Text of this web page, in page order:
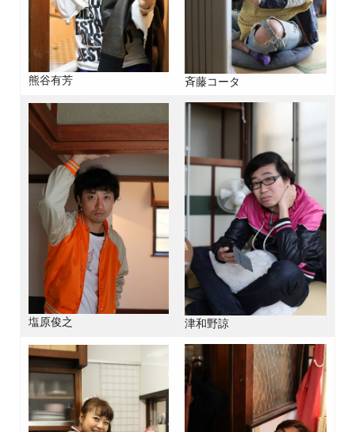
熊谷有芳 斉藤コータ
塩原俊之 津和野諒